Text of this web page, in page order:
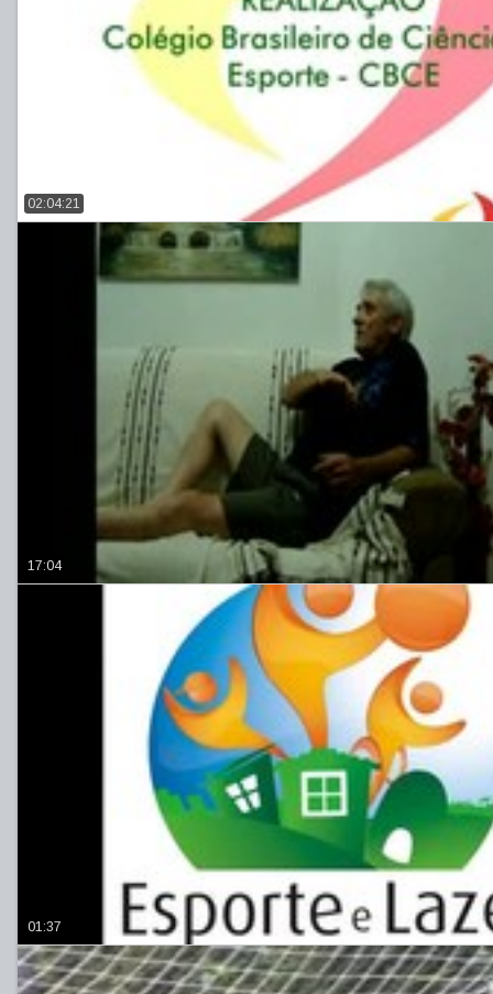
02:04:21
17:04
01:37